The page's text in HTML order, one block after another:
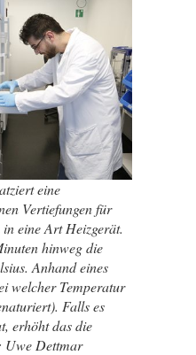
eine
Vertiefungen für
eine Art Heizgerät.
hinweg die
Anhand eines
welcher Temperatur
Falls es
erhöht das die
Uwe Dettmar